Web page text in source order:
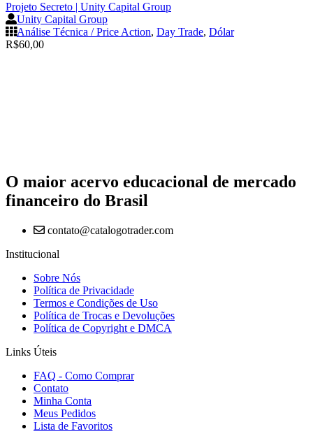
Projeto Secreto | Unity Capital Group
Unity Capital Group
Análise Técnica / Price Action, Day Trade, Dólar
R$60,00
O maior acervo educacional de mercado
financeiro do Brasil
contato@catalogotrader.com
Institucional
Sobre Nós
Política de Privacidade
Termos e Condições de Uso
Política de Trocas e Devoluções
Política de Copyright e DMCA
Links Úteis
FAQ - Como Comprar
Contato
Minha Conta
Meus Pedidos
Lista de Favoritos